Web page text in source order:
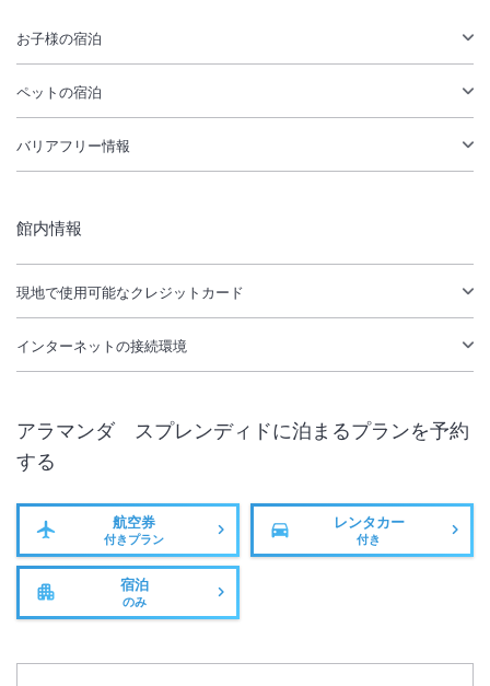
お子様の宿泊
ペットの宿泊
バリアフリー情報
館内情報
現地で使用可能なクレジットカード
インターネットの接続環境
アラマンダ スプレンディドに泊まるプランを予約
する
航空券
付きプラン
レンタカー
付き
宿泊
のみ